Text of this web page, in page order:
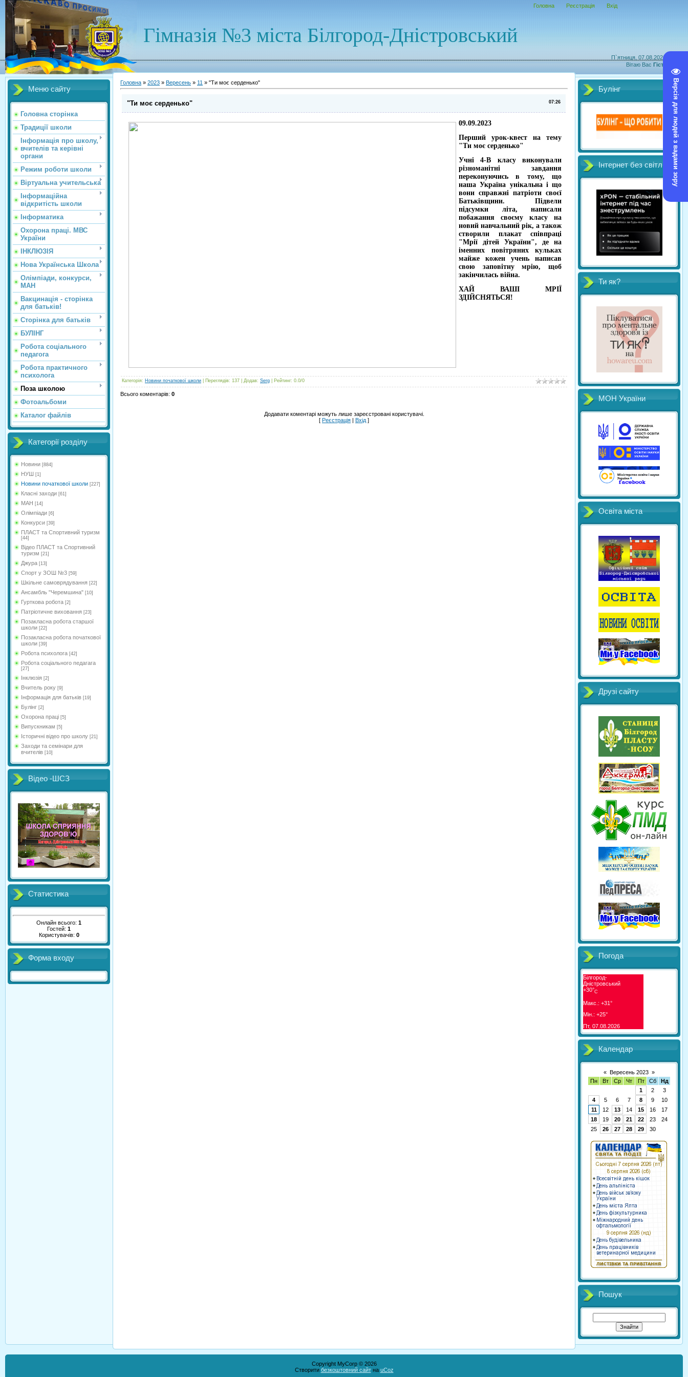
Версія для людей з вадами зору
П`ятниця, 07.08.2026, 09:46
Вітаю Вас Гість
Гімназія №3 міста Білгород-Дністровський
Головна Реєстрація Вхід
Меню сайту
Головна сторінка
Традиції школи
Інформація про школу,
вчителів та керівні
органи
Режим роботи школи
Віртуальна учительська
Інформаційна
відкритість школи
Інформатика
Охорона праці. МВС
України
ІНКЛЮЗІЯ
Нова Українська Школа
Олімпіади, конкурси,
МАН
Вакцинація - сторінка
для батьків!
Сторінка для батьків
БУЛІНГ
Робота соціального
педагога
Робота практичного
психолога
Поза школою
Фотоальбоми
Каталог файлів
Категорії розділу
Новини [884]
НУШ [1]
Новини початкової школи [227]
Класні заходи [61]
МАН [14]
Олімпіади [6]
Конкурси [39]
ПЛАСТ та Спортивний туризм
[44]
Відео ПЛАСТ та Спортивний
туризм [21]
Джура [13]
Спорт у ЗОШ №3 [59]
Шкільне самоврядування [22]
Ансамбль "Черемшина" [10]
Гурткова робота [2]
Патріотичне виховання [23]
Позакласна робота старшої
школи [22]
Позакласна робота початкової
школи [39]
Робота психолога [42]
Робота соціального педагага
[27]
Інклюзія [2]
Вчитель року [9]
Інформація для батьків [19]
Булінг [2]
Охорона праці [5]
Випускникам [5]
Історичні відео про школу [21]
Заходи та семінари для
вчителів [10]
Відео -ШСЗ
Статистика
Онлайн всього: 1
Гостей: 1
Користувачів: 0
Форма входу
Головна » 2023 » Вересень » 11 » "Ти моє серденько"
07:26
"Ти моє серденько"
09.09.2023
Перший урок-квест на тему
"Ти моє серденько"
Учні 4-В класу виконували
різноманітні завдання
переконуючись в тому, що
наша Україна унікальна і що
вони справжні патріоти своєї
Батьківщини. Підвели
підсумки літа, написали
побажання своєму класу на
новий навчальний рік, а також
створили плакат співпраці
"Мрії дітей України", де на
іменних повітряних кульках
майже кожен учень написав
свою заповітну мрію, щоб
закінчилась війна.
ХАЙ ВАШІ МРІЇ
ЗДІЙСНЯТЬСЯ!
Категорія: Новини початкової школи Переглядів: 137 | Додав: Serg Рейтинг: 0.0/0
Всього коментарів: 0
Додавати коментарі можуть лише зареєстровані користувачі.
[ Реєстрація | Вхід ]
Булінг
Інтернет без світл
Ти як?
МОН України
Освіта міста
Друзі сайту
Погода
Білгород-
Дністровський
+30°C
Макс.: +31°
Мін.: +25°
Пт, 07.08.2026
Календар
« Вересень 2023 »
Пн
Вт Ср Чт Пт Сб
Нд
1
2
3
4
5 6 7 8 9
10
11
12 13 14 15 16
17
18
19 20 21 22 23
24
25
26 27 28 29 30
Пошук
Copyright MyCorp © 2026
Створити безкоштовний сайтна uCoz